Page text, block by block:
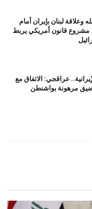
لبنان بإيران أمام
دولار».. مشروع قانون أمريكي يربط
عراقجي: الاتفاق مع
مرهونة بواشنطن